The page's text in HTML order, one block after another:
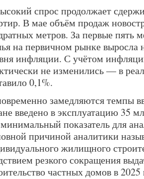
спрос продолжает
В мае объём продаж
метров. За первые пять
на первичном рынке выросла
инфляции. С учётом
не изменились — в
0,1%.
замедляются темпы
введено в эксплуатацию 35
показатель для
причиной аналитики
жилищного
резкого сокращения
частных домов в 2025